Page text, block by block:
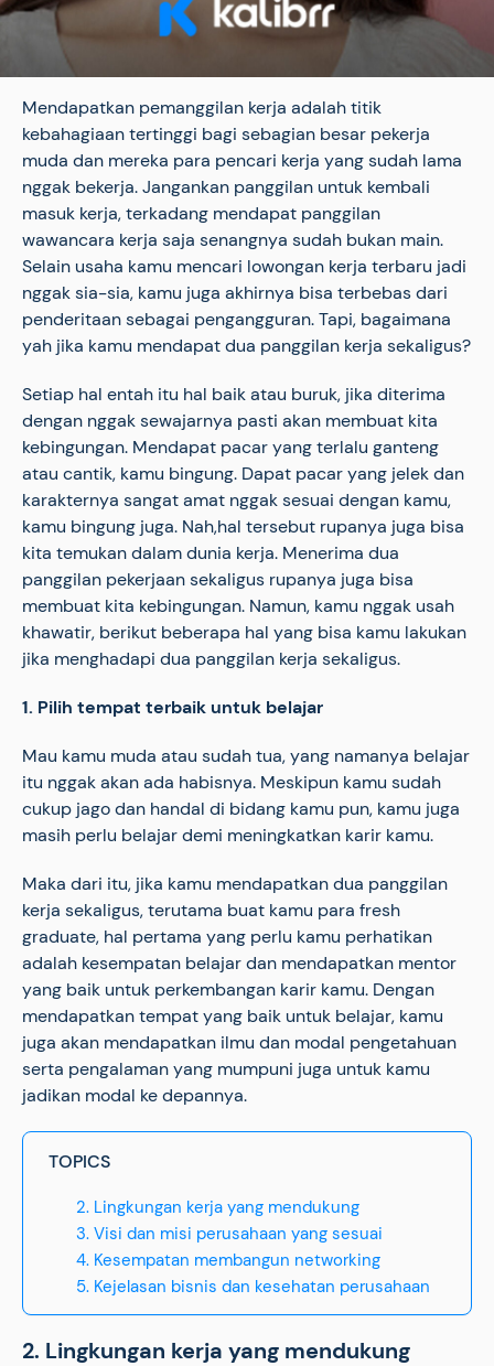
Mendapatkan pemanggilan kerja adalah titik
kebahagiaan tertinggi bagi sebagian besar pekerja
muda dan mereka para pencari kerja yang sudah lama
nggak bekerja. Jangankan panggilan untuk kembali
masuk kerja, terkadang mendapat panggilan
wawancara kerja saja senangnya sudah bukan main.
Selain usaha kamu mencari lowongan kerja terbaru jadi
nggak sia-sia, kamu juga akhirnya bisa terbebas dari
penderitaan sebagai pengangguran. Tapi, bagaimana
yah jika kamu mendapat dua panggilan kerja sekaligus?
Setiap hal entah itu hal baik atau buruk, jika diterima
dengan nggak sewajarnya pasti akan membuat kita
kebingungan. Mendapat pacar yang terlalu ganteng
atau cantik, kamu bingung. Dapat pacar yang jelek dan
karakternya sangat amat nggak sesuai dengan kamu,
kamu bingung juga. Nah,hal tersebut rupanya juga bisa
kita temukan dalam dunia kerja. Menerima dua
panggilan pekerjaan sekaligus rupanya juga bisa
membuat kita kebingungan. Namun, kamu nggak usah
khawatir, berikut beberapa hal yang bisa kamu lakukan
jika menghadapi dua panggilan kerja sekaligus.
1. Pilih tempat terbaik untuk belajar
Mau kamu muda atau sudah tua, yang namanya belajar
itu nggak akan ada habisnya. Meskipun kamu sudah
cukup jago dan handal di bidang kamu pun, kamu juga
masih perlu belajar demi meningkatkan karir kamu.
Maka dari itu, jika kamu mendapatkan dua panggilan
kerja sekaligus, terutama buat kamu para fresh
graduate, hal pertama yang perlu kamu perhatikan
adalah kesempatan belajar dan mendapatkan mentor
yang baik untuk perkembangan karir kamu. Dengan
mendapatkan tempat yang baik untuk belajar, kamu
juga akan mendapatkan ilmu dan modal pengetahuan
serta pengalaman yang mumpuni juga untuk kamu
jadikan modal ke depannya.
TOPICS
2. Lingkungan kerja yang mendukung
3. Visi dan misi perusahaan yang sesuai
4. Kesempatan membangun networking
5. Kejelasan bisnis dan kesehatan perusahaan
2. Lingkungan kerja yang mendukung